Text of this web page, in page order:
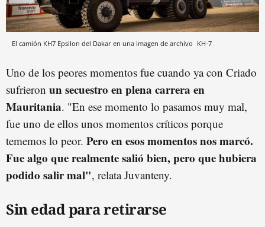
El camión KH7 Epsilon del Dakar en una imagen de archivo KH-7
Uno de los peores momentos fue cuando ya con Criado
sufrieron un secuestro en plena carrera en
Mauritania. "En ese momento lo pasamos muy mal,
fue uno de ellos unos momentos críticos porque
tememos lo peor. Pero en esos momentos nos marcó.
Fue algo que realmente salió bien, pero que hubiera
podido salir mal", relata Juvanteny.
Sin edad para retirarse